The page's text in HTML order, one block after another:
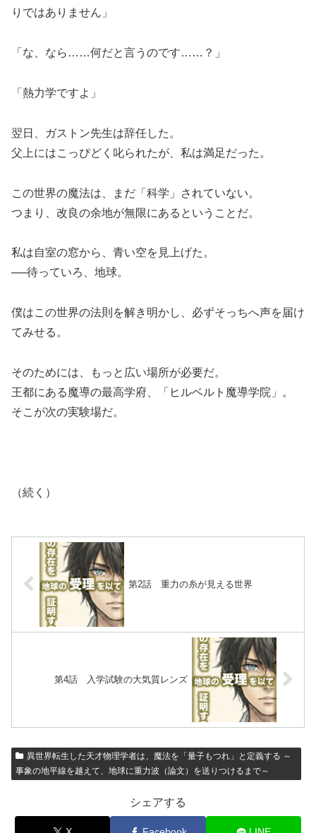
りではありません」
「な、なら……何だと言うのです……？」
「熱力学ですよ」
翌日、ガストン先生は辞任した。
父上にはこっぴどく叱られたが、私は満足だった。
この世界の魔法は、まだ「科学」されていない。
つまり、改良の余地が無限にあるということだ。
私は自室の窓から、青い空を見上げた。
──待っていろ、地球。
僕はこの世界の法則を解き明かし、必ずそっちへ声を届け
てみせる。
そのためには、もっと広い場所が必要だ。
王都にある魔導の最高学府、「ヒルベルト魔導学院」。
そこが次の実験場だ。
（続く）
第2話 重力の糸が見える世界
第4話 入学試験の大気質レンズ
異世界転生した天才物理学者は、魔法を「量子もつれ」と定義する ～
事象の地平線を越えて、地球に重力波（論文）を送りつけるまで～
シェアする